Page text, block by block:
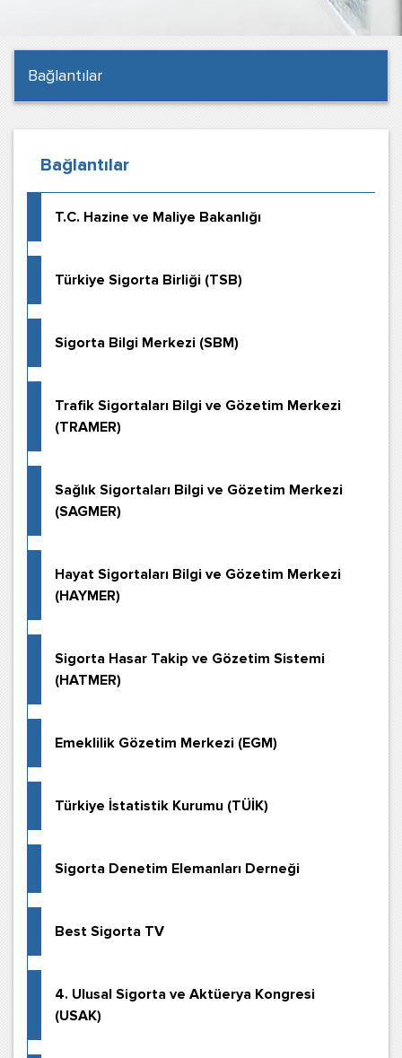
Bağlantılar
Bağlantılar
T.C. Hazine ve Maliye Bakanlığı
Türkiye Sigorta Birliği (TSB)
Sigorta Bilgi Merkezi (SBM)
Trafik Sigortaları Bilgi ve Gözetim Merkezi
(TRAMER)
Sağlık Sigortaları Bilgi ve Gözetim Merkezi
(SAGMER)
Hayat Sigortaları Bilgi ve Gözetim Merkezi
(HAYMER)
Sigorta Hasar Takip ve Gözetim Sistemi
(HATMER)
Emeklilik Gözetim Merkezi (EGM)
Türkiye İstatistik Kurumu (TÜİK)
Sigorta Denetim Elemanları Derneği
Best Sigorta TV
4. Ulusal Sigorta ve Aktüerya Kongresi
(USAK)